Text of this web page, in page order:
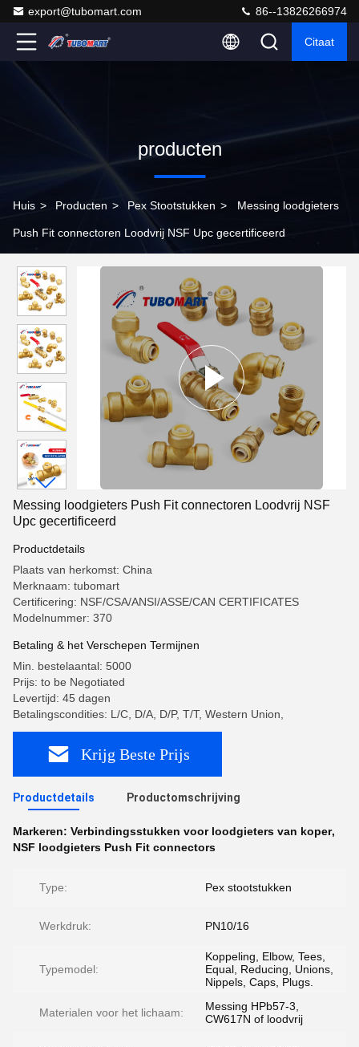
export@tubomart.com 86--13826266974
Citaat
producten
Huis > Producten > Pex Stootstukken > Messing loodgieters
Push Fit connectoren Loodvrij NSF Upc gecertificeerd
Messing loodgieters Push Fit connectoren Loodvrij NSF
Upc gecertificeerd
Productdetails
Plaats van herkomst: China
Merknaam: tubomart
Certificering: NSF/CSA/ANSI/ASSE/CAN CERTIFICATES
Modelnummer: 370
Betaling & het Verschepen Termijnen
Min. bestelaantal: 5000
Prijs: to be Negotiated
Levertijd: 45 dagen
Betalingscondities: L/C, D/A, D/P, T/T, Western Union,
Krijg Beste Prijs
Productdetails Productomschrijving
Markeren: Verbindingsstukken voor loodgieters van koper,
NSF loodgieters Push Fit connectors
Type: Pex stootstukken
Werkdruk: PN10/16
Typemodel:
Koppeling, Elbow, Tees,
Equal, Reducing, Unions,
Nippels, Caps, Plugs.
Materialen voor het lichaam:
Messing HPb57-3,
CW617N of loodvrij